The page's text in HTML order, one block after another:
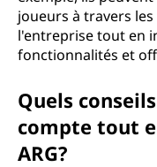
joueurs à travers
l'entreprise tout en
fonctionnalités et
Quels
compte tout
ARG?